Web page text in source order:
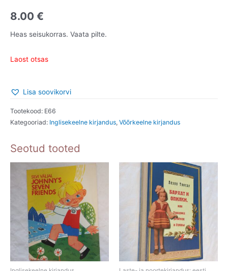
8.00 €
Heas seisukorras. Vaata pilte.
Laost otsas
Lisa soovikorvi
Tootekood: E66
Kategooriad: Inglisekeelne kirjandus, Võõrkeelne kirjandus
Seotud tooted